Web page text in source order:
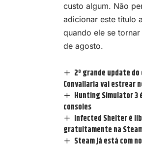
custo algum. Não
adicionar este título
quando ele se
de agosto.
2º grande update
Convallaria vai estrear
Hunting Simulator 3
consoles
Infected Shelter é
gratuitamente na
Steam já está com